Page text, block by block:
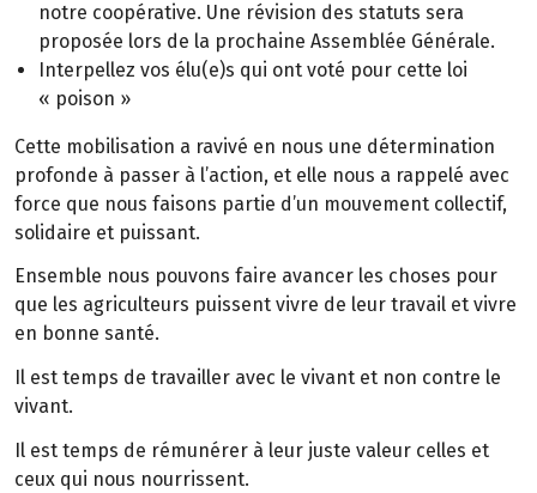
notre coopérative. Une révision des statuts sera
proposée lors de la prochaine Assemblée Générale.
Interpellez vos élu(e)s qui ont voté pour cette loi
« poison »
Cette mobilisation a ravivé en nous une détermination
profonde à passer à l’action, et elle nous a rappelé avec
force que nous faisons partie d’un mouvement collectif,
solidaire et puissant.
Ensemble nous pouvons faire avancer les choses pour
que les agriculteurs puissent vivre de leur travail et vivre
en bonne santé.
Il est temps de travailler avec le vivant et non contre le
vivant.
Il est temps de rémunérer à leur juste valeur celles et
ceux qui nous nourrissent.